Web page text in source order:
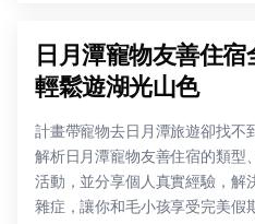
日月潭寵物友善住
輕鬆遊湖光山色
計畫帶寵物去日月潭旅遊卻找不
解析日月潭寵物友善住宿的類型
活動，並分享個人真實經驗，解
雜症，讓你和毛小孩享受完美假